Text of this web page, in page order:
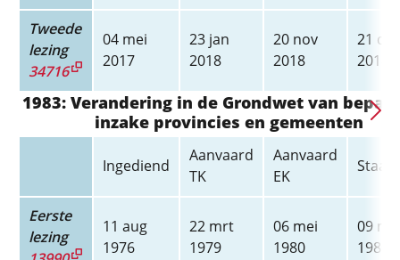
Tweede
lezing
34716
04 mei
2017
23 jan
2018
20 nov
2018
21 dec
2018
1983: Verandering in de Grondwet van
inzake provincies en gemeenten
Ingediend
Aanvaard
TK
Aanvaard
EK
Eerste
lezing
11 aug
1976
22 mrt
1979
06 mei
1980
09
1980